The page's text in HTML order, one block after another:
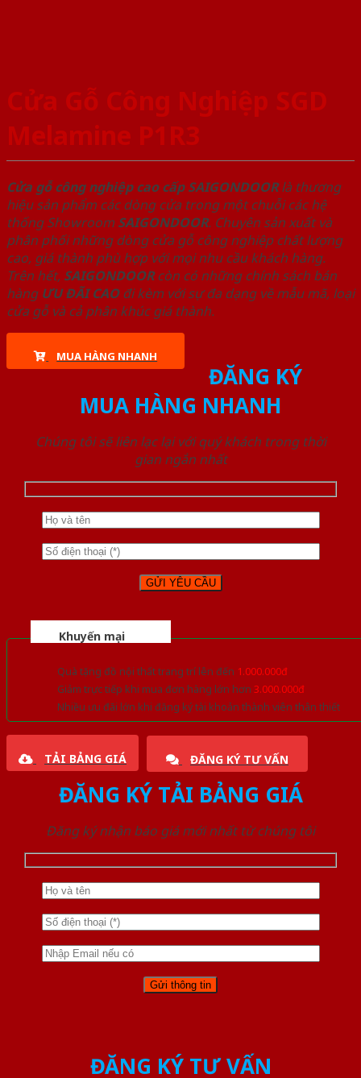
Cửa Gỗ Công Nghiệp SGD
Melamine P1R3
Cửa gỗ công nghiệp cao cấp SAIGONDOORlà thương
hiệu sản phẩm các dòng cửa trong một chuỗi các hệ
thống Showroom SAIGONDOOR. Chuyên sản xuất và
phân phối những dòng cửa gỗ công nghiệp chất lượng
cao, giá thành phù hợp với mọi nhu cầu khách hàng.
Trên hết, SAIGONDOORcòn có những chính sách bán
hàng ƯU ĐÃI CAOđi kèm với sự đa dạng về mẫu mã, loại
cửa gỗ và cả phân khúc giá thành.
MUA HÀNG NHANH
ĐĂNG KÝ
MUA HÀNG NHANH
Chúng tôi sẽ liên lạc lại với quý khách trong thời
gian ngắn nhất
Khuyến mại
Quà tặng đồ nội thất trang trí lên đến 1.000.000đ
Giảm trực tiếp khi mua đơn hàng lớn hơn 3.000.000đ
Nhiều ưu đãi lớn khi đăng ký tài khoản thành viên thân thiết
TẢI BẢNG GIÁ ĐĂNG KÝ TƯ VẤN
ĐĂNG KÝ TẢI BẢNG GIÁ
Đăng ký nhận báo giá mới nhất từ chúng tôi
ĐĂNG KÝ TƯ VẤN